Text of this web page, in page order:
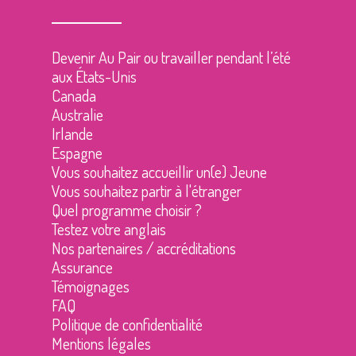
Devenir Au Pair ou travailler pendant l’été
aux États-Unis
Canada
Australie
Irlande
Espagne
Vous souhaitez accueillir un(e) Jeune
Vous souhaitez partir à l'étranger
Quel programme choisir ?
Testez votre anglais
Nos partenaires / accréditations
Assurance
Témoignages
FAQ
Politique de confidentialité
Mentions légales